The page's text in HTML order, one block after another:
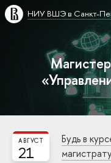
НИУ ВШЭ в Санкт-
21
АВГУСТ
Будь в